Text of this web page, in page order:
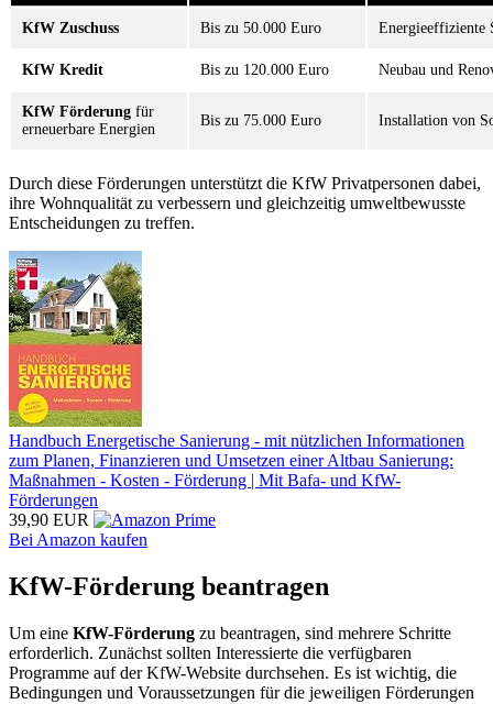
KfW Zuschuss Bis zu 50.000 Euro Energieeffiziente
KfW Kredit Bis zu 120.000 Euro Neubau und
KfW Förderung für
erneuerbare Energien
Bis zu 75.000 Euro Installation von
Durch diese Förderungen unterstützt die KfW Privatpersonen dabei,
ihre Wohnqualität zu verbessern und gleichzeitig umweltbewusste
Entscheidungen zu treffen.
Handbuch Energetische Sanierung - mit nützlichen Informationen
zum Planen, Finanzieren und Umsetzen einer Altbau Sanierung:
Maßnahmen - Kosten - Förderung | Mit Bafa- und KfW-
Förderungen
39,90 EUR
Bei Amazon kaufen
KfW-Förderung beantragen
Um eine KfW-Förderung zu beantragen, sind mehrere Schritte
erforderlich. Zunächst sollten Interessierte die verfügbaren
Programme auf der KfW-Website durchsehen. Es ist wichtig, die
Bedingungen und Voraussetzungen für die jeweiligen Förderungen